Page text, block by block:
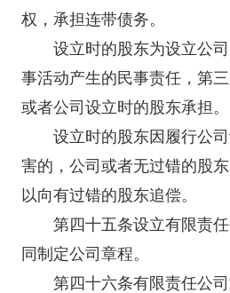
权，承担连带债务。
设立时的股东为设立公司
事活动产生的民事责任，第
或者公司设立时的股东承担。
设立时的股东因履行公司
害的，公司或者无过错的股
以向有过错的股东追偿。
第四十五条设立有限责任
同制定公司章程。
第四十六条有限责任公司